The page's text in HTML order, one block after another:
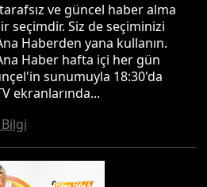
ve güncel haber alma
seçimdir. Siz de seçiminizi
Haberden yana kullanın.
Haber hafta içi her gün
sunumuyla 18:30'da
ekranlarında...